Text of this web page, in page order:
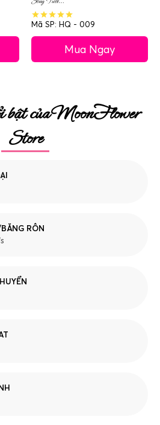
Mã SP: HQ - 009
Mua Ngay
của MoonFlower
Store
RÔN